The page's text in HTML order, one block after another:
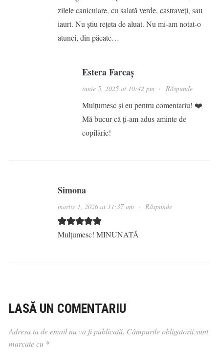
zilele caniculare, cu salată verde, castraveți, sau
iaurt. Nu știu rețeta de aluat. Nu mi-am notat-o
atunci, din păcate…
Estera Farcaș
iunie 5, 2025 at 10:42 pm· Răspunde
Mulțumesc și eu pentru comentariu! ❤️
Mă bucur că ți-am adus aminte de
copilărie!
Simona
martie 1, 2026 at 11:37 am· Răspunde
Mulțumesc! MINUNATĂ
LASĂ UN COMENTARIU
Adresa ta de email nu va fi publicată. Câmpurile obligatorii sunt
marcate cu *